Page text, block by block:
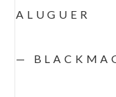
ALUGUER
—